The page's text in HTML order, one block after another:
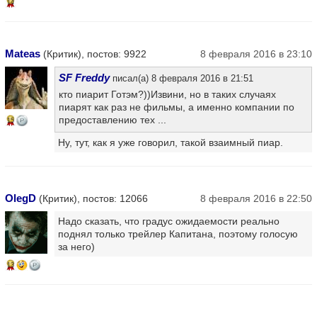
14
Mateas (Критик), постов: 9922 8 февраля 2016 в 23:10
15
SF Freddyписал(а) 8 февраля 2016 в 21:51
кто пиарит Готэм?))Извини, но в таких случаях
пиарят как раз не фильмы, а именно компании по
предоставлению тех ...
Ну, тут, как я уже говорил, такой взаимный пиар.
OlegD (Критик), постов: 12066 8 февраля 2016 в 22:50
13
Надо сказать, что градус ожидаемости реально
поднял только трейлер Капитана, поэтому голосую
за него)